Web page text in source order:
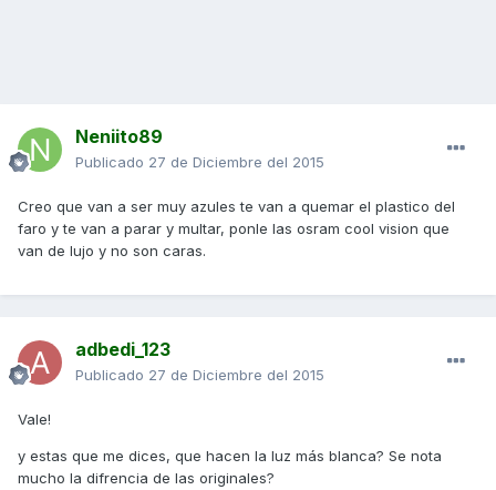
Neniito89
Publicado 27 de Diciembre del 2015
Creo que van a ser muy azules te van a quemar el plastico del
faro y te van a parar y multar, ponle las osram cool vision que
van de lujo y no son caras.
adbedi_123
Publicado 27 de Diciembre del 2015
Vale!
y estas que me dices, que hacen la luz más blanca? Se nota
mucho la difrencia de las originales?